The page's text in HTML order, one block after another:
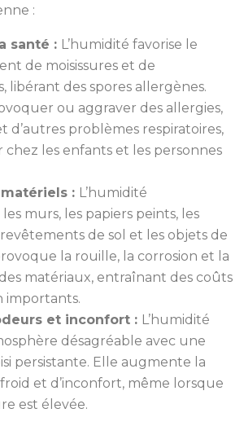
:
santé : L’humidité favorise le
de moisissures et de
libérant des spores allergènes.
ou aggraver des allergies,
d’autres problèmes respiratoires,
les enfants et les personnes
: L’humidité
murs, les papiers peints, les
de sol et les objets de
la rouille, la corrosion et la
matériaux, entraînant des coûts
importants.
et inconfort : L’humidité
désagréable avec une
persistante. Elle augmente la
et d’inconfort, même lorsque
est élevée.